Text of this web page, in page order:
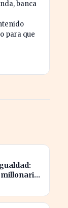
banca
para que